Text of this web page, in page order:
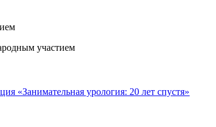
участием
«Занимательная урология: 20 лет спустя»